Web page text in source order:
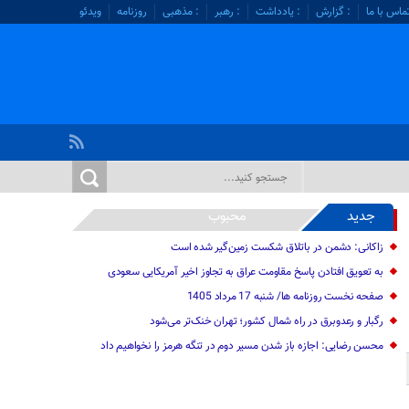
با ما : گزارش : یادداشت : رهبر : مذهبی روزنامه ویدئو
جدید محبوب
زاکانی: دشمن در باتلاق شکست زمین‌گیر شده است
به تعویق افتادن پاسخ مقاومت عراق به تجاوز اخیر آمریکایی سعودی
صفحه نخست روزنامه ها/ شنبه 17 مرداد 1405
رگبار و رعدوبرق در راه شمال کشور؛ تهران خنک‌تر می‌شود
محسن رضایی: اجازه باز شدن مسیر دوم در تنگه هرمز را نخواهیم داد